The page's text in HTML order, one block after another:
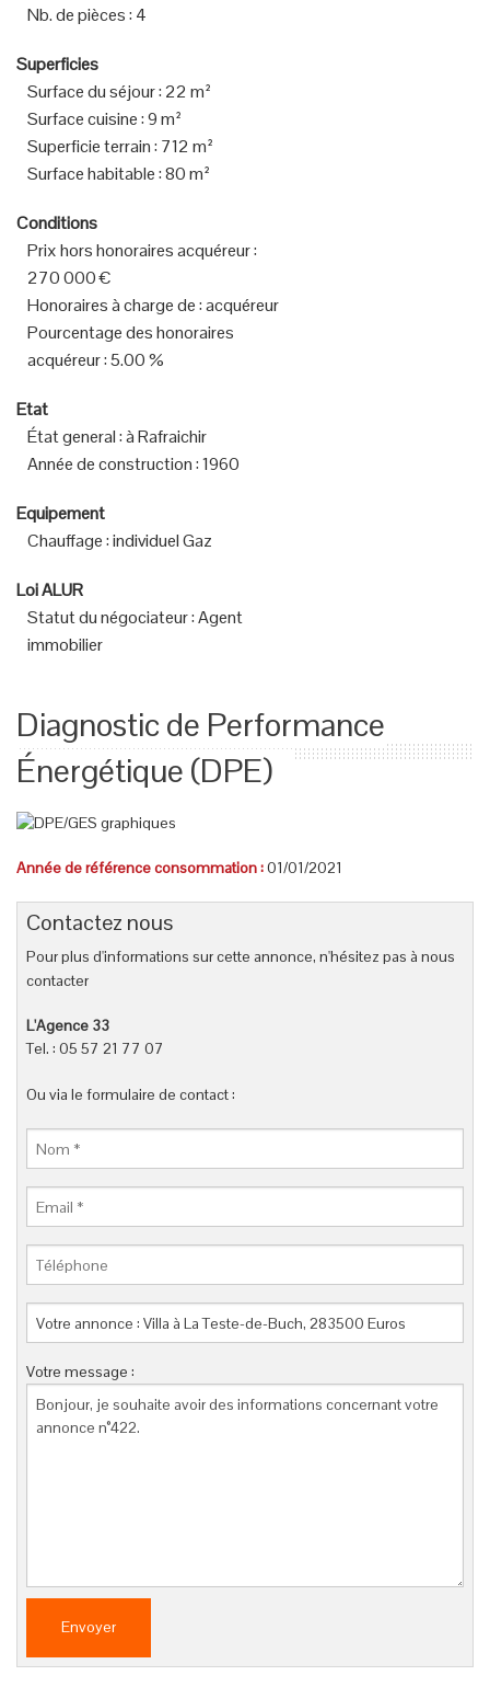
Nb. de pièces: 4
Superficies
Surface du séjour:22 m²
Surface cuisine:9 m²
Superficie terrain: 712 m²
Surface habitable:80 m²
Conditions
Prix hors honoraires acquéreur:
270 000 €
Honoraires à charge de:acquéreur
Pourcentage des honoraires
acquéreur:5.00 %
Etat
État general:à Rafraichir
Année de construction:1960
Equipement
Chauffage:individuel Gaz
Loi ALUR
Statut du négociateur:Agent
immobilier
Diagnostic de Performance
Énergétique (DPE)
Année de référence consommation :01/01/2021
Contactez nous
Pour plus d'informations sur cette annonce, n'hésitez pas à nous
contacter
L'Agence 33
Tel. : 05 57 21 77 07
Ou via le formulaire de contact :
Votre message :
Envoyer